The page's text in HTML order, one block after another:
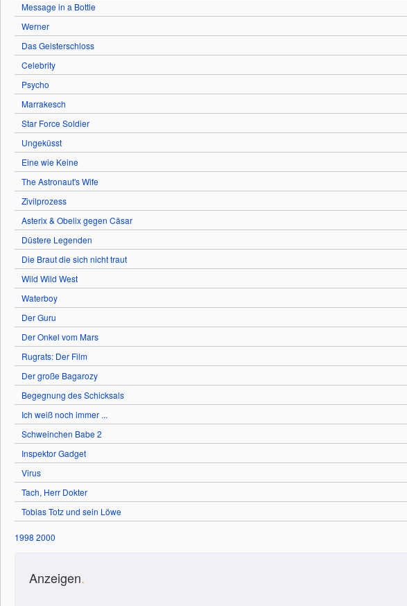
Message in a Bottle
Werner
Das Geisterschloss
Celebrity
Psycho
Marrakesch
Star Force Soldier
Ungeküsst
Eine wie Keine
The Astronaut's Wife
Zivilprozess
Asterix & Obelix gegen Cäsar
Düstere Legenden
Die Braut die sich nicht traut
Wild Wild West
Waterboy
Der Guru
Der Onkel vom Mars
Rugrats: Der Film
Der große Bagarozy
Begegnung des Schicksals
Ich weiß noch immer ...
Schweinchen Babe 2
Inspektor Gadget
Virus
Tach, Herr Dokter
Tobias Totz und sein Löwe
1998 2000
Anzeigen.